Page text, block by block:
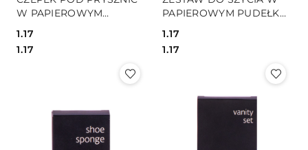
W PAPIEROWYM
Cena:
1.17
Cena:
1.17
PAPIEROWYM PUDEŁKU
Cena:
1.17
Cena:
1.17